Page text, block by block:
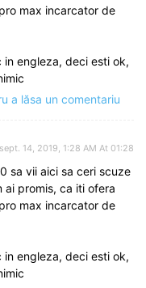
max incarcator de
in engleza, deci esti ok,
a lăsa un comentariu
sept. 14, 2019, 1:28 AM At 01:28
sa vii aici sa ceri scuze
ai promis, ca iti ofera
max incarcator de
in engleza, deci esti ok,